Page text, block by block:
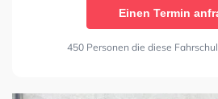
Einen Termin
450 Personen die diese